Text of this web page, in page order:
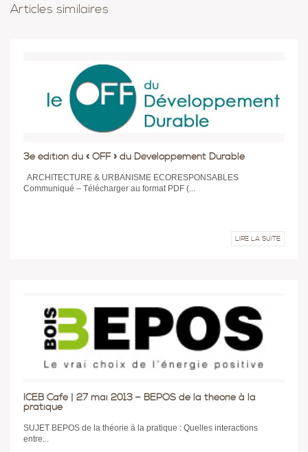
Articles similaires
3e édition du « OFF » du Développement Durable
ARCHITECTURE & URBANISME ECORESPONSABLES
Communiqué – Télécharger au format PDF (...
LIRE LA SUITE
ICEB Café | 27 mai 2013 – BEPOS de la théorie à la
pratique
SUJET BEPOS de la théorie à la pratique : Quelles interactions
entre...